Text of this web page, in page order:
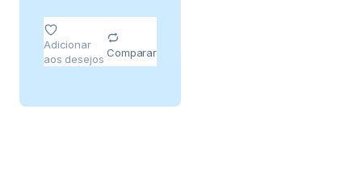
Adicionar
aos desejos
Comparar